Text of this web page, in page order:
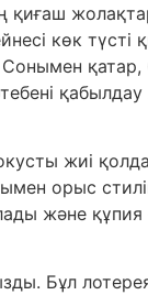
көк түсті
Сонымен
жиі
орыс
және
Бұл